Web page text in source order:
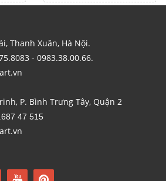
Thanh Xuân, Hà Nội.
- 0983.38.00.66.
P. Bình Trưng Tây, Quận 2
47 515